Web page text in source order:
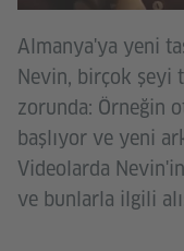
Almanya'ya yeni
Nevin, birçok şeyi
zorunda: Örneğin
başlıyor ve yeni
Videolarda
ve bunlarla ilgili